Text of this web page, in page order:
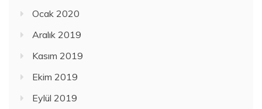
Ocak 2020
Aralık 2019
Kasım 2019
Ekim 2019
Eylül 2019